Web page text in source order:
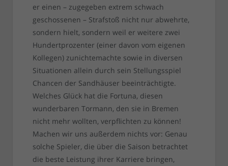
er einen – zugegeben extrem schwach
geschossenen – Strafstoß nicht nur abwehrte,
sondern hielt, sondern weil er weitere zwei
Hundertprozenter (einer davon vom eigenen
Kollegen) zunichtemachte sowie in diversen
Situationen allein durch sein Stellungsspiel
Chancen der Sandhäuser beeinträchtigte.
Welches Glück hat die Fortuna, diesen
wunderbaren Tormann, den sie in Bremen
nicht mehr wollten, verpflichten zu können!
Machen wir uns außerdem nichts vor: Genau
solche Spieler, die über die Saison betrachtet
die beste Leistung ihrer Karriere bringen,